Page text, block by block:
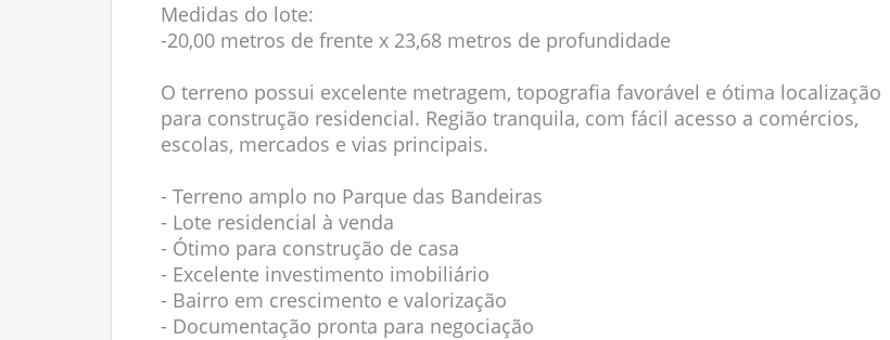
Medidas do lote:
-20,00 metros de frente x 23,68 metros de profundidade
O terreno possui excelente metragem, topografia favorável e ótima localização
para construção residencial. Região tranquila, com fácil acesso a comércios,
escolas, mercados e vias principais.
- Terreno amplo no Parque das Bandeiras
- Lote residencial à venda
- Ótimo para construção de casa
- Excelente investimento imobiliário
- Bairro em crescimento e valorização
- Documentação pronta para negociação